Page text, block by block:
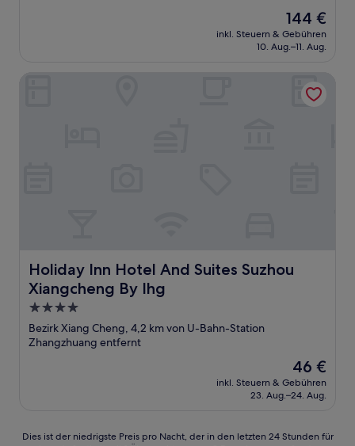
Der
Preis
beträgt
144 €
inkl. Steuern & Gebühren
10. Aug.–11. Aug.
Holiday Inn Hotel And Suites Suzhou
Xiangcheng By Ihg
Holiday Inn Hotel And Suites Suzhou Xiangcheng By Ihg
4.0-
Sterne-
Unterkunft
Bezirk Xiang Cheng, 4,2 km von U-Bahn-Station
Zhangzhuang entfernt
Der
Preis
beträgt
46 €
inkl. Steuern & Gebühren
23. Aug.–24. Aug.
Holiday Inn Hotel And Suites Suzhou Xiangcheng By Ihg
Dies
Dies ist der niedrigste Preis pro Nacht, der in den letzten 24 Stunden für